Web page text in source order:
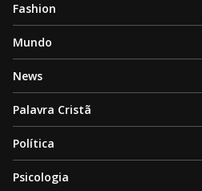
Fashion
Mundo
News
Palavra Cristã
Política
Psicologia